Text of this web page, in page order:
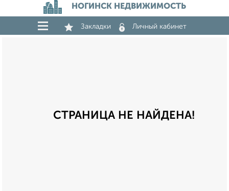
НОГИНСК НЕДВИЖИМОСТЬ
Закладки Личный кабинет
СТРАНИЦА НЕ НАЙДЕНА!